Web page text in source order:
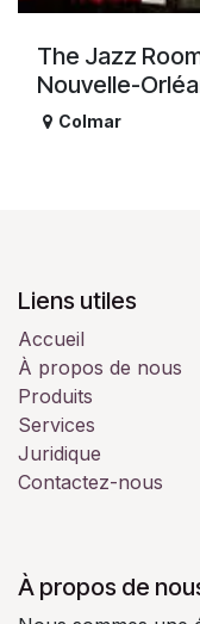
The Jazz
Nouvelle-
Colmar
Liens utiles
Accueil
À propos de nous
Produits
Services
Juridique
Contactez-nous
À propos de